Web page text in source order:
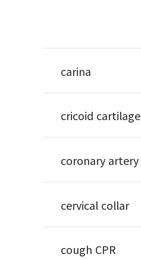
carina
cricoid cartilage
coronary artery
cervical collar
cough CPR